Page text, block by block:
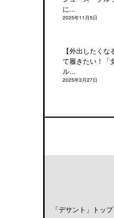
に...
2025年11月5日
【外出したく
て履きたい！「
ル...
2025年3月27日
「デサント」トッ